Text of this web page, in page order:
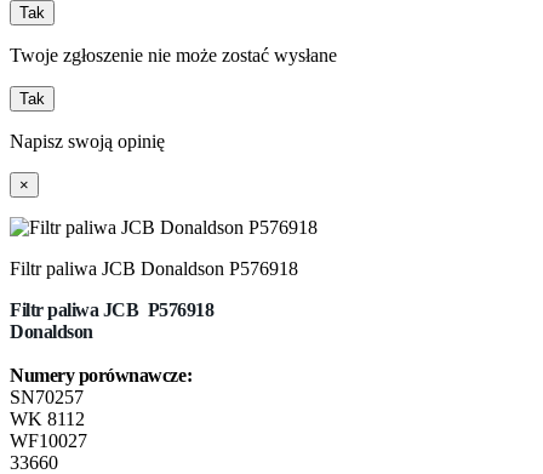
Tak
Twoje zgłoszenie nie może zostać wysłane
Tak
Napisz swoją opinię
×
Filtr paliwa JCB Donaldson P576918
Filtrpaliwa JCB P576918
Donaldson
Numery porównawcze:
SN70257
WK 8112
WF10027
33660